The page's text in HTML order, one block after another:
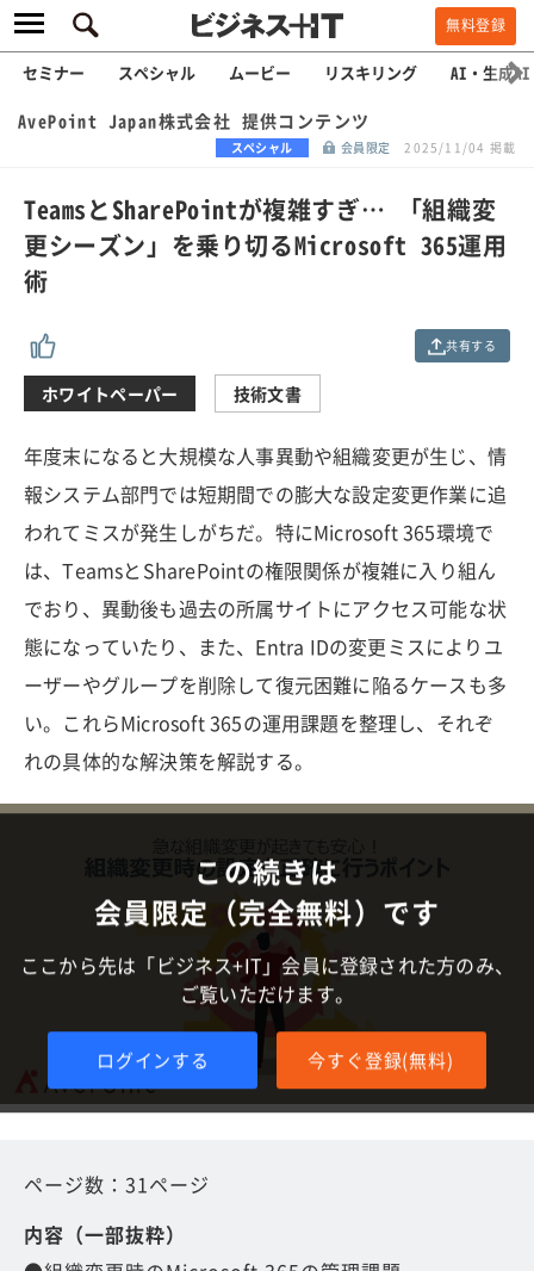
無料登録
セミナー スペシャル ムービー リスキリング AI・生成AI
AvePoint Japan株式会社 提供コンテンツ
スペシャル 会員限定 2025/11/04 掲載
TeamsとSharePointが複雑すぎ… 「組織変
更シーズン」を乗り切るMicrosoft 365運用
術
共有する
ホワイトペーパー 技術文書
年度末になると大規模な人事異動や組織変更が生じ、情
報システム部門では短期間での膨大な設定変更作業に追
われてミスが発生しがちだ。特にMicrosoft 365環境で
は、TeamsとSharePointの権限関係が複雑に入り組ん
でおり、異動後も過去の所属サイトにアクセス可能な状
態になっていたり、また、Entra IDの変更ミスによりユ
ーザーやグループを削除して復元困難に陥るケースも多
い。これらMicrosoft 365の運用課題を整理し、それぞ
れの具体的な解決策を解説する。
この続きは
会員限定（完全無料）です
ここから先は「ビジネス+IT」会員に登録された方のみ、
ご覧いただけます。
ログインする 今すぐ登録(無料)
ページ数：31ページ
内容（一部抜粋）